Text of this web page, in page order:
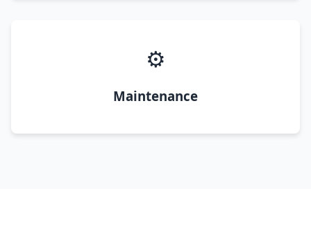
⚙️
Maintenance